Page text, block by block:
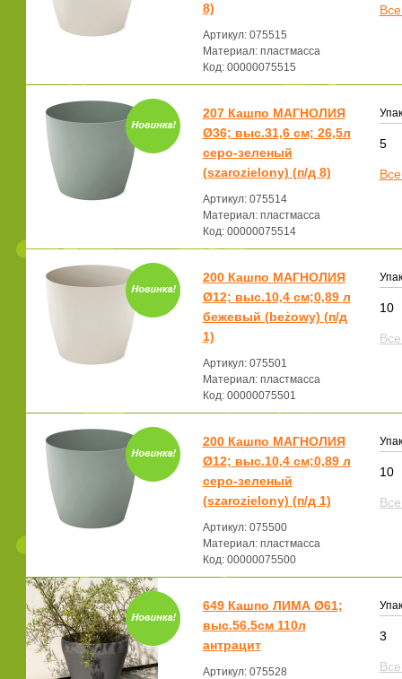
8)
Артикул: 075515
Материал: пластмасса
Код: 00000075515
207 Кашпо МАГНОЛИЯ
Ø36; выс.31,6 см; 26,5л
серо-зеленый
(szarozielony) (п/д 8)
Артикул: 075514
Материал: пластмасса
Код: 00000075514
5
200 Кашпо МАГНОЛИЯ
Ø12; выс.10,4 см;0,89 л
бежевый (beżowy) (п/д
1)
Артикул: 075501
Материал: пластмасса
Код: 00000075501
10
200 Кашпо МАГНОЛИЯ
Ø12; выс.10,4 см;0,89 л
серо-зеленый
(szarozielony) (п/д 1)
Артикул: 075500
Материал: пластмасса
Код: 00000075500
10
649 Кашпо ЛИМА Ø61;
выс.56.5см 110л
антрацит
Артикул: 075528
3